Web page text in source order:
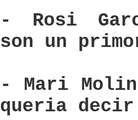
- Rosi
son un
- Mari
queria